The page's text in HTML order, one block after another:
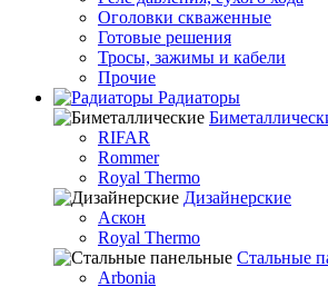
Оголовки скваженные
Готовые решения
Тросы, зажимы и кабели
Прочие
Радиаторы
RIFAR
Rommer
Royal Thermo
Дизайнерские
Аскон
Royal Thermo
Стальные
Arbonia